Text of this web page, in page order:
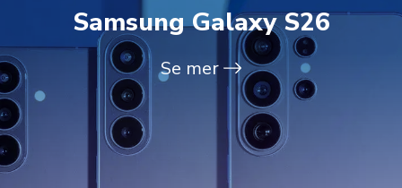
Samsung Galaxy S26
Se mer